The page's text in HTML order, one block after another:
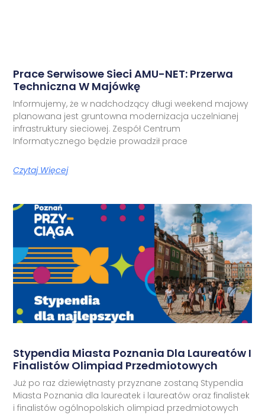
Prace Serwisowe Sieci AMU-NET: Przerwa
Techniczna W Majówkę
Informujemy, że w nadchodzący długi weekend majowy
planowana jest gruntowna modernizacja uczelnianej
infrastruktury sieciowej. Zespół Centrum
Informatycznego będzie prowadził prace
Czytaj Więcej
Stypendia Miasta Poznania Dla Laureatów I
Finalistów Olimpiad Przedmiotowych
Już po raz dziewiętnasty przyznane zostaną Stypendia
Miasta Poznania dla laureatek i laureatów oraz finalistek
i finalistów ogólnopolskich olimpiad przedmiotowych